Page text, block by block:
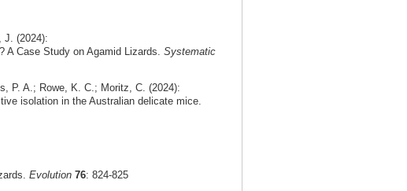
J. (2024):
Case Study on Agamid Lizards. Systematic
P. A.; Rowe, K. C.; Moritz, C. (2024):
isolation in the Australian delicate mice.
Evolution 76: 824-825